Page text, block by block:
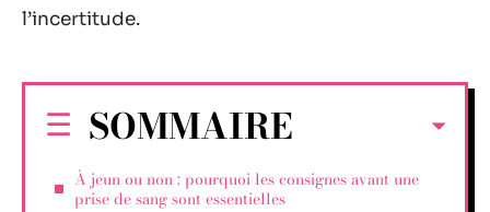
l’incertitude.
SOMMAIRE
À jeun ou non : pourquoi les consignes avant une
prise de sang sont essentielles